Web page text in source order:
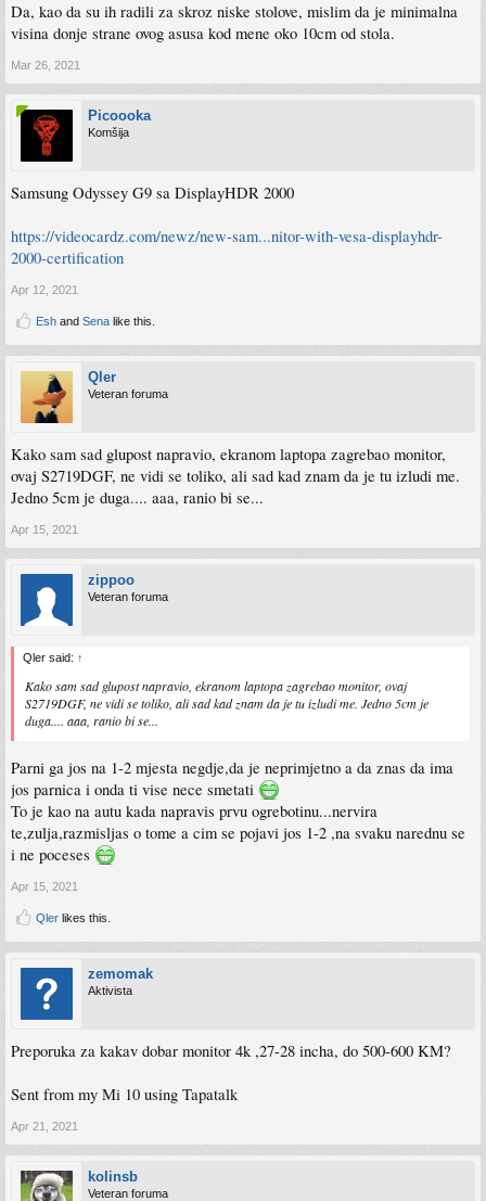
Da, kao da su ih radili za skroz niske stolove, mislim da je minimalna
visina donje strane ovog asusa kod mene oko 10cm od stola.
Mar 26, 2021
Picoooka
Komšija
Samsung Odyssey G9 sa DisplayHDR 2000
https://videocardz.com/newz/new-sam...nitor-with-vesa-displayhdr-
2000-certification
Apr 12, 2021
Esh and Sena like this.
Qler
Veteran foruma
Kako sam sad glupost napravio, ekranom laptopa zagrebao monitor,
ovaj S2719DGF, ne vidi se toliko, ali sad kad znam da je tu izludi me.
Jedno 5cm je duga.... aaa, ranio bi se...
Apr 15, 2021
zippoo
Veteran foruma
Qler said: ↑
Kako sam sad glupost napravio, ekranom laptopa zagrebao monitor, ovaj
S2719DGF, ne vidi se toliko, ali sad kad znam da je tu izludi me. Jedno 5cm je
duga.... aaa, ranio bi se...
Parni ga jos na 1-2 mjesta negdje,da je neprimjetno a da znas da ima
jos parnica i onda ti vise nece smetati
To je kao na autu kada napravis prvu ogrebotinu...nervira
te,zulja,razmisljas o tome a cim se pojavi jos 1-2 ,na svaku narednu se
i ne poceses
Apr 15, 2021
Qler likes this.
zemomak
Aktivista
Preporuka za kakav dobar monitor 4k ,27-28 incha, do 500-600 KM?
Sent from my Mi 10 using Tapatalk
Apr 21, 2021
kolinsb
Veteran foruma